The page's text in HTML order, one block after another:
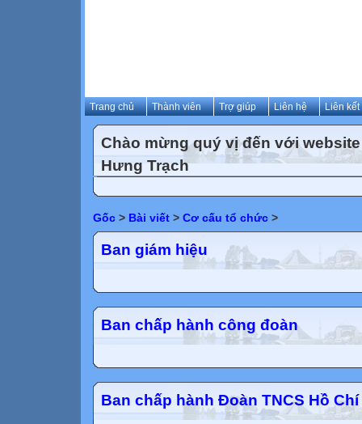
Trang chủ Thành viên Trợ giúp Liên hệ Liên kết
Chào mừng quý vị đến với
Hưng Trạch
Gốc > Bài viết > Cơ cấu tổ chức >
Ban giám hiệu
Ban chấp hành công đoàn
Ban chấp hành Đoàn TNCS Hồ